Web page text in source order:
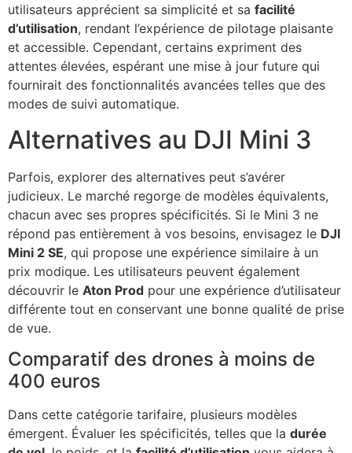
utilisateurs apprécient sa simplicité et sa facilité
d’utilisation, rendant l’expérience de pilotage plaisante
et accessible. Cependant, certains expriment des
attentes élevées, espérant une mise à jour future qui
fournirait des fonctionnalités avancées telles que des
modes de suivi automatique.
Alternatives au DJI Mini 3
Parfois, explorer des alternatives peut s’avérer
judicieux. Le marché regorge de modèles équivalents,
chacun avec ses propres spécificités. Si le Mini 3 ne
répond pas entièrement à vos besoins, envisagez le DJI
Mini 2 SE, qui propose une expérience similaire à un
prix modique. Les utilisateurs peuvent également
découvrir le Aton Prod pour une expérience d’utilisateur
différente tout en conservant une bonne qualité de prise
de vue.
Comparatif des drones à moins de
400 euros
Dans cette catégorie tarifaire, plusieurs modèles
émergent. Évaluer les spécificités, telles que la durée